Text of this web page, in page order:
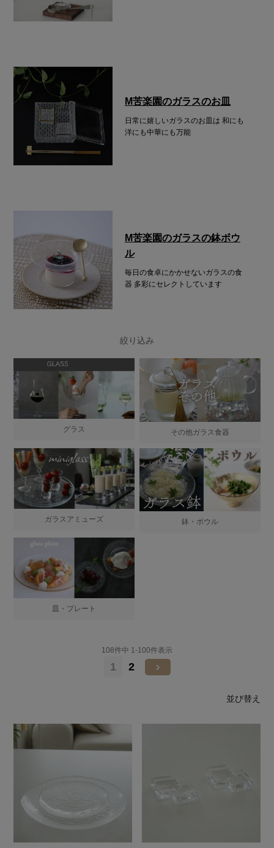
M苦楽園のガラスのお皿
日常に嬉しいガラスのお皿は 和にも
洋にも中華にも万能
M苦楽園のガラスの鉢ボウ
ル
毎日の食卓にかかせないガラスの食
器 多彩にセレクトしています
絞り込み
グラス その他ガラス食器
ガラスアミューズ 鉢・ボウル
皿・プレート
並び替え
108件中 1-100件表示
1 2